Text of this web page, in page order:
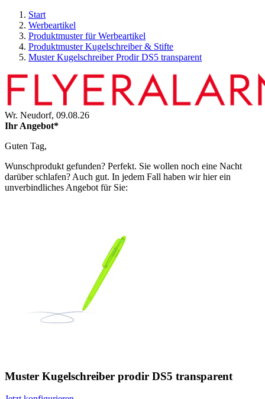
Start
Werbeartikel
Produktmuster für Werbeartikel
Produktmuster Kugelschreiber & Stifte
Muster Kugelschreiber Prodir DS5 transparent
Wr. Neudorf, 09.08.26
Ihr Angebot*
Guten Tag,
Wunschprodukt gefunden? Perfekt. Sie wollen noch eine Nacht
darüber schlafen? Auch gut. In jedem Fall haben wir hier ein
unverbindliches Angebot für Sie:
Muster Kugelschreiber prodir DS5 transparent